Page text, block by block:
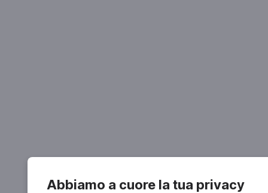
Abbiamo a cuore la tua privacy